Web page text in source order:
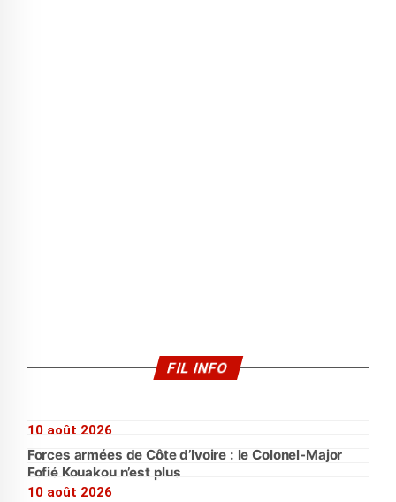
FIL INFO
10 août 2026
Forces armées de Côte d’Ivoire : le Colonel-Major
Fofié Kouakou n’est plus
10 août 2026